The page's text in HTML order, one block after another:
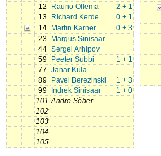
12
2 + 1
Rauno Ollema
13
0 + 1
Richard Kerde
14
0 + 3
Martin Kärner
23
Margus Sinisaar
44 Sergei Arhipov
59
1 + 1
Peeter Subbi
77 Janar Küla
89
1 + 3
Pavel Berezinski
99
1 + 0
Indrek Sinisaar
101 Andro Sõber
102
103
104
105